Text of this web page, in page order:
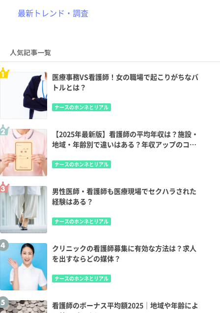
最新トレンド・調査
人気記事一覧
医療事務VS看護師！女の職場で起こりがちなバ
トルとは？
ナースのホンネとリアル
【2025年最新版】看護師の平均年収は？施設・
地域・年齢別で違いはある？年収アップのコツ
ナースのホンネとリアル
男性医師・看護師も医療現場でセクハラされた
経験はある？
ナースのホンネとリアル
クリニックの看護師募集に有効な方法は？求人
を出すならどの媒体？
ナースのホンネとリアル
看護師のボーナス平均額2025｜地域や年齢によ